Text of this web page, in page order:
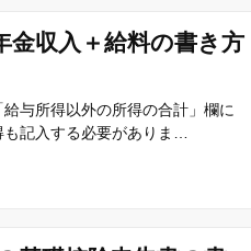
金収入＋給料の書き方
与所得以外の所得の合計」欄に
記入する必要がありま…